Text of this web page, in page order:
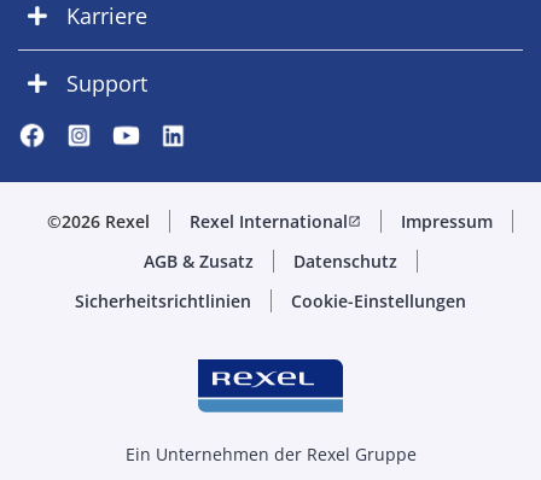
Karriere
Support
©2026 Rexel Rexel Internationalopen_in_new
Impressum
AGB & Zusatz
Datenschutz
Sicherheitsrichtlinien
Cookie-Einstellungen
Ein Unternehmen der Rexel Gruppe